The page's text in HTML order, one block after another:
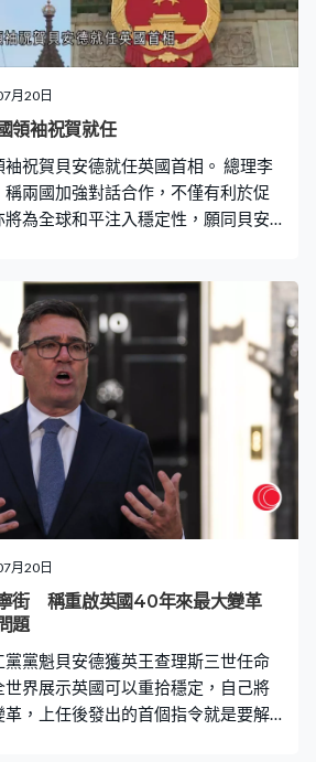
月20日
領袖祝賀就任
袖祝賀貝安德就任英國首相。 總理李
兩國加強對話合作，不僅有利於促
為全球和平注入穩定性，願同貝安
安德對話。
月20日
街 稱重啟英國40年來最大變革
題
黨黨魁貝安德獲英王查理斯三世任命
界展示英國可以重拾穩定，自己將
，上任後發出的首個指令就是要解